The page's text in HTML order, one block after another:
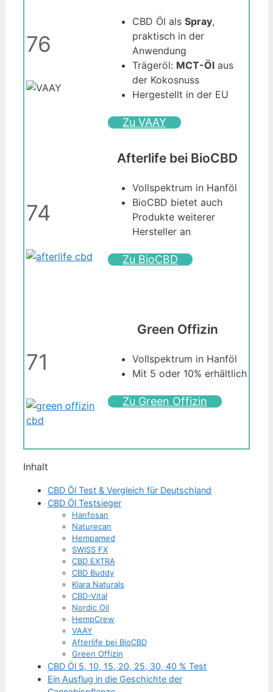
76
CBD Öl als Spray,
praktisch in der
Anwendung
Trägeröl: MCT-Öl aus
der Kokosnuss
Hergestellt in der EU
Zu VAAY
74
Afterlife bei BioCBD
Vollspektrum in Hanföl
BioCBD bietet auch
Produkte weiterer
Hersteller an
Zu BioCBD
71
Green Offizin
Vollspektrum in Hanföl
Mit 5 oder 10% erhältlich
Zu Green Offizin
Inhalt
CBD Öl Test & Vergleich für Deutschland
CBD Öl Testsieger
Hanfosan
Naturecan
Hempamed
SWISS FX
CBD EXTRA
CBD Buddy
Kiara Naturals
CBD-Vital
Nordic Oil
HempCrew
VAAY
Afterlife bei BioCBD
Green Offizin
CBD Öl 5, 10, 15, 20, 25, 30, 40 % Test
Ein Ausflug in die Geschichte der